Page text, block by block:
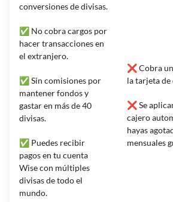
conversiones de divisas.
✅ No cobra cargos por
hacer transacciones en
el extranjero.
✅ Sin comisiones por
mantener fondos y
gastar en más de 40
divisas.
✅ Puedes recibir
pagos en tu cuenta
Wise con múltiples
divisas de todo el
mundo.
❌ Cobra
la tarjeta
❌ Se
cajero
hayas
mensuales